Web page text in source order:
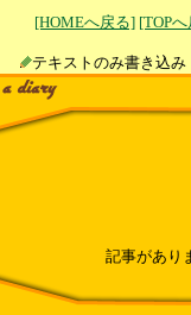
[HOMEへ戻る] [TOP
テキストのみ書
記事があり